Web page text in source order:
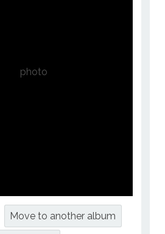
Move to another album